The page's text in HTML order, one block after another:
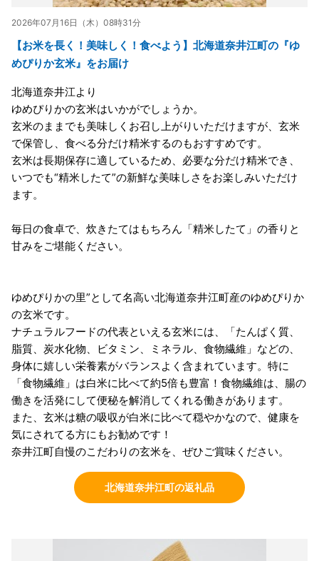
2026年07月16日（木）08時31分
【お米を長く！美味しく！食べよう】北海道奈井江町の『ゆ
めぴりか玄米』をお届け
北海道奈井江より
ゆめぴりかの玄米はいかがでしょうか。
玄米のままでも美味しくお召し上がりいただけますが、玄米
で保管し、食べる分だけ精米するのもおすすめです。
玄米は長期保存に適しているため、必要な分だけ精米でき、
いつでも“精米したて”の新鮮な美味しさをお楽しみいただけ
ます。
毎日の食卓で、炊きたてはもちろん「精米したて」の香りと
甘みをご堪能ください。
ゆめぴりかの里”として名高い北海道奈井江町産のゆめぴりか
の玄米です。
ナチュラルフードの代表といえる玄米には、「たんぱく質、
脂質、炭水化物、ビタミン、ミネラル、食物繊維」などの、
身体に嬉しい栄養素がバランスよく含まれています。特に
「食物繊維」は白米に比べて約5倍も豊富！食物繊維は、腸の
働きを活発にして便秘を解消してくれる働きがあります。
また、玄米は糖の吸収が白米に比べて穏やかなので、健康を
気にされてる方にもお勧めです！
奈井江町自慢のこだわりの玄米を、ぜひご賞味ください。
北海道奈井江町の返礼品